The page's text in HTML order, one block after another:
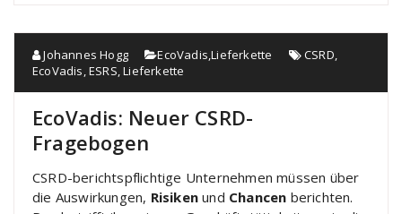
Johannes Hogg EcoVadis,Lieferkette CSRD,
EcoVadis,ESRS,Lieferkette
EcoVadis: Neuer CSRD-
Fragebogen
CSRD-berichtspflichtige Unternehmen müssen über
die Auswirkungen, Risiken und Chancen berichten.